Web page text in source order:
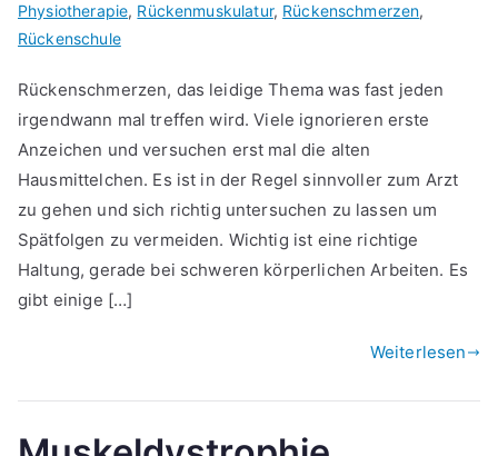
Physiotherapie, Rückenmuskulatur, Rückenschmerzen,
Rückenschule
Rückenschmerzen, das leidige Thema was fast jeden
irgendwann mal treffen wird. Viele ignorieren erste
Anzeichen und versuchen erst mal die alten
Hausmittelchen. Es ist in der Regel sinnvoller zum Arzt
zu gehen und sich richtig untersuchen zu lassen um
Spätfolgen zu vermeiden. Wichtig ist eine richtige
Haltung, gerade bei schweren körperlichen Arbeiten. Es
gibt einige […]
Weiterlesen